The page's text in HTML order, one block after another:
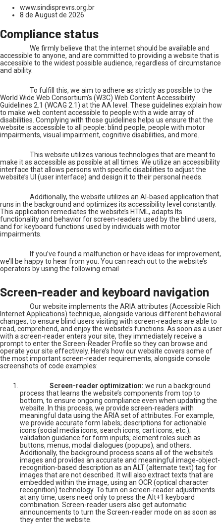
www.sindisprevrs.org.br
8 de August de 2026
Compliance status
We firmly believe that the internet should be available and
accessible to anyone, and are committed to providing a website that is
accessible to the widest possible audience, regardless of circumstance
and ability.
To fulfill this, we aim to adhere as strictly as possible to the
World Wide Web Consortium’s (W3C) Web Content Accessibility
Guidelines 2.1 (WCAG 2.1) at the AA level. These guidelines explain how
to make web content accessible to people with a wide array of
disabilities. Complying with those guidelines helps us ensure that the
website is accessible to all people: blind people, people with motor
impairments, visual impairment, cognitive disabilities, and more.
This website utilizes various technologies that are meant to
make it as accessible as possible at all times. We utilize an accessibility
interface that allows persons with specific disabilities to adjust the
website’s UI (user interface) and design it to their personal needs.
Additionally, the website utilizes an AI-based application that
runs in the background and optimizes its accessibility level constantly.
This application remediates the website’s HTML, adapts Its
functionality and behavior for screen-readers used by the blind users,
and for keyboard functions used by individuals with motor
impairments.
If you’ve found a malfunction or have ideas for improvement,
we’ll be happy to hear from you. You can reach out to the website’s
operators by using the following email
Screen-reader and keyboard navigation
Our website implements the ARIA attributes (Accessible Rich
Internet Applications) technique, alongside various different behavioral
changes, to ensure blind users visiting with screen-readers are able to
read, comprehend, and enjoy the website’s functions. As soon as a user
with a screen-reader enters your site, they immediately receive a
prompt to enter the Screen-Reader Profile so they can browse and
operate your site effectively. Here’s how our website covers some of
the most important screen-reader requirements, alongside console
screenshots of code examples:
Screen-reader optimization: we run a background
process that learns the website’s components from top to
bottom, to ensure ongoing compliance even when updating the
website. In this process, we provide screen-readers with
meaningful data using the ARIA set of attributes. For example,
we provide accurate form labels; descriptions for actionable
icons (social media icons, search icons, cart icons, etc.);
validation guidance for form inputs; element roles such as
buttons, menus, modal dialogues (popups), and others.
Additionally, the background process scans all of the website’s
images and provides an accurate and meaningful image-object-
recognition-based description as an ALT (alternate text) tag for
images that are not described. It will also extract texts that are
embedded within the image, using an OCR (optical character
recognition) technology. To turn on screen-reader adjustments
at any time, users need only to press the Alt+1 keyboard
combination. Screen-reader users also get automatic
announcements to turn the Screen-reader mode on as soon as
they enter the website.